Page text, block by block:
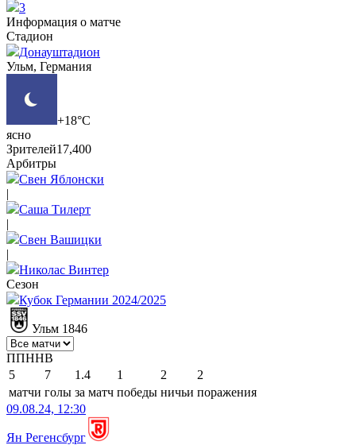
3
Информация о матче
Стадион
Донауштадион
Ульм, Германия
+18°C
ясно
Зрителей17,400
Арбитры
Свен Яблонски
|
Саша Тилерт
|
Свен Вашицки
|
Николас Винтер
Сезон
Кубок Германии 2024/2025
Ульм 1846
ППННВ
5
7 1.4 1 2
2
матчи голы за матч победы ничьи поражения
09.08.24, 12:30
Ян Регенсбург